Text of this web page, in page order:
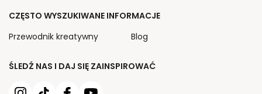
ŚLEDŹ NAS I DAJ SIĘ ZAINSPIROWAĆ
CZĘSTO WYSZUKIWANE INFORMACJE
Przewodnik kreatywny
Blog